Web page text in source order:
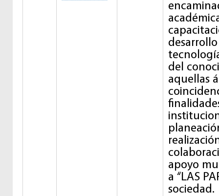
del
aquellas
apoyo
a “LAS
sociedad.